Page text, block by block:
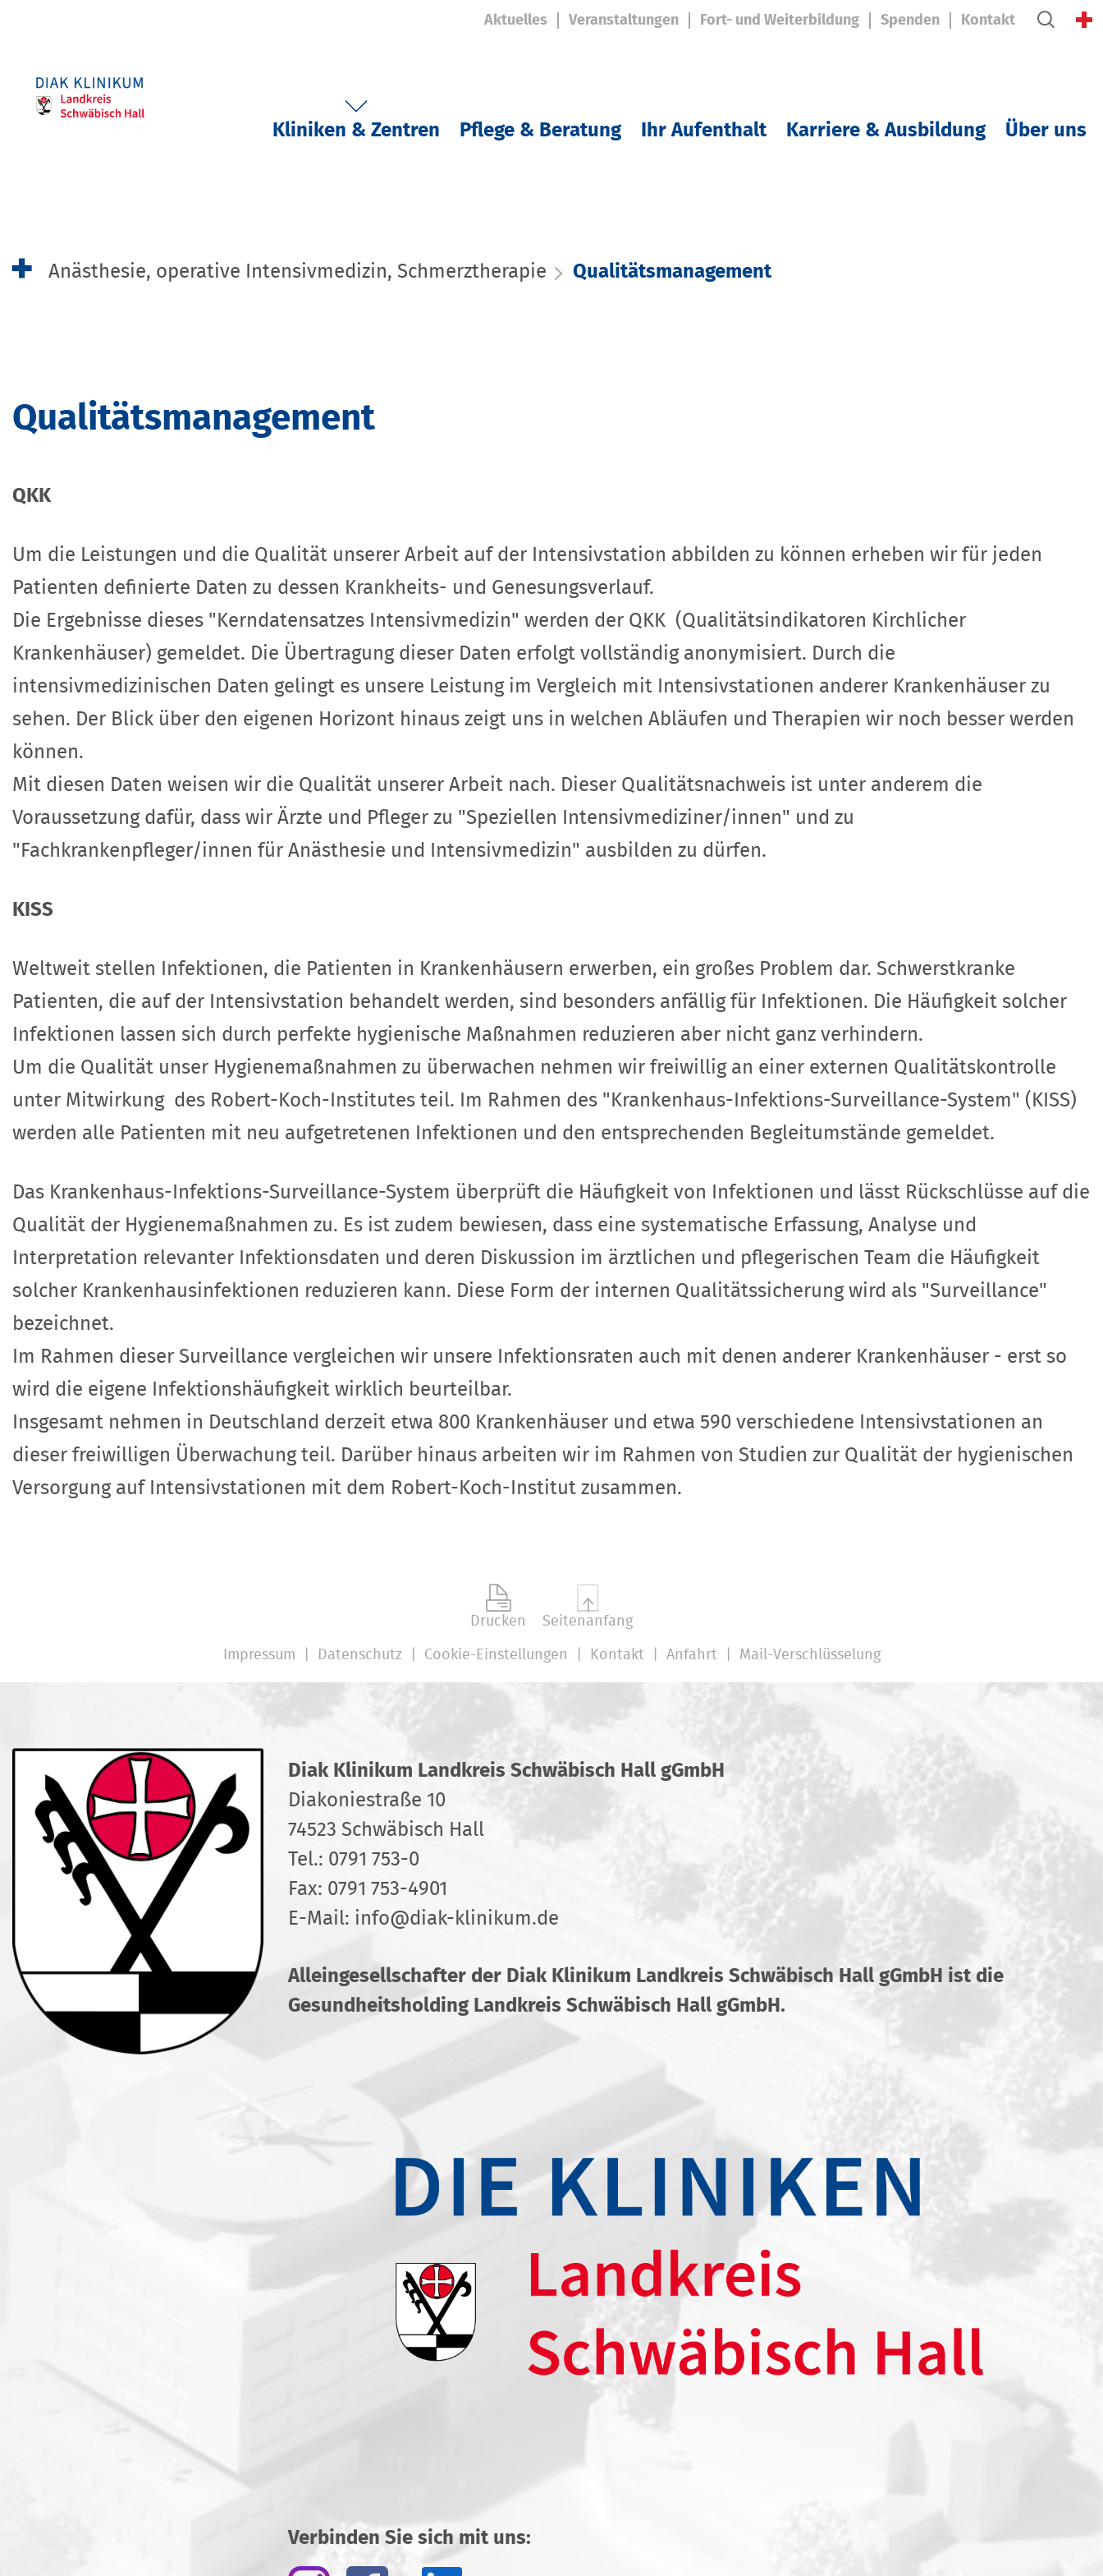
Aktuelles Veranstaltungen Fort- und Weiterbildung Spenden Kontakt
Kliniken & Zentren Pflege & Beratung Ihr Aufenthalt Karriere & Ausbildung Über uns
Anästhesie, operative Intensivmedizin, Schmerztherapie Qualitätsmanagement
Qualitätsmanagement
QKK
Um die Leistungen und die Qualität unserer Arbeit auf der Intensivstation abbilden zu können erheben wir für jeden
Patienten definierte Daten zu dessen Krankheits- und Genesungsverlauf.
Die Ergebnisse dieses "Kerndatensatzes Intensivmedizin" werden der QKK (Qualitätsindikatoren Kirchlicher
Krankenhäuser) gemeldet. Die Übertragung dieser Daten erfolgt vollständig anonymisiert. Durch die
intensivmedizinischen Daten gelingt es unsere Leistung im Vergleich mit Intensivstationen anderer Krankenhäuser zu
sehen. Der Blick über den eigenen Horizont hinaus zeigt uns in welchen Abläufen und Therapien wir noch besser werden
können.
Mit diesen Daten weisen wir die Qualität unserer Arbeit nach. Dieser Qualitätsnachweis ist unter anderem die
Voraussetzung dafür, dass wir Ärzte und Pfleger zu "Speziellen Intensivmediziner/innen" und zu
"Fachkrankenpfleger/innen für Anästhesie und Intensivmedizin" ausbilden zu dürfen.
KISS
Weltweit stellen Infektionen, die Patienten in Krankenhäusern erwerben, ein großes Problem dar. Schwerstkranke
Patienten, die auf der Intensivstation behandelt werden, sind besonders anfällig für Infektionen. Die Häufigkeit solcher
Infektionen lassen sich durch perfekte hygienische Maßnahmen reduzieren aber nicht ganz verhindern.
Um die Qualität unser Hygienemaßnahmen zu überwachen nehmen wir freiwillig an einer externen Qualitätskontrolle
unter Mitwirkung des Robert-Koch-Institutes teil. Im Rahmen des "Krankenhaus-Infektions-Surveillance-System" (KISS)
werden alle Patienten mit neu aufgetretenen Infektionen und den entsprechenden Begleitumstände gemeldet.
Das Krankenhaus-Infektions-Surveillance-System überprüft die Häufigkeit von Infektionen und lässt Rückschlüsse auf die
Qualität der Hygienemaßnahmen zu. Es ist zudem bewiesen, dass eine systematische Erfassung, Analyse und
Interpretation relevanter Infektionsdaten und deren Diskussion im ärztlichen und pflegerischen Team die Häufigkeit
solcher Krankenhausinfektionen reduzieren kann. Diese Form der internen Qualitätssicherung wird als "Surveillance"
bezeichnet.
Im Rahmen dieser Surveillance vergleichen wir unsere Infektionsraten auch mit denen anderer Krankenhäuser - erst so
wird die eigene Infektionshäufigkeit wirklich beurteilbar.
Insgesamt nehmen in Deutschland derzeit etwa 800 Krankenhäuser und etwa 590 verschiedene Intensivstationen an
dieser freiwilligen Überwachung teil. Darüber hinaus arbeiten wir im Rahmen von Studien zur Qualität der hygienischen
Versorgung auf Intensivstationen mit dem Robert-Koch-Institut zusammen.
Impressum Datenschutz Cookie-Einstellungen Kontakt Anfahrt Mail-Verschlüsselung
Drucken Seitenanfang
Diak Klinikum Landkreis Schwäbisch Hall gGmbH
Diakoniestraße 10
74523 Schwäbisch Hall
Tel.: 0791 753-0
Fax: 0791 753-4901
E-Mail: info@diak-klinikum.de
Alleingesellschafter der Diak Klinikum Landkreis Schwäbisch Hall gGmbH ist die
Gesundheitsholding Landkreis Schwäbisch Hall gGmbH.
Verbinden Sie sich mit uns: